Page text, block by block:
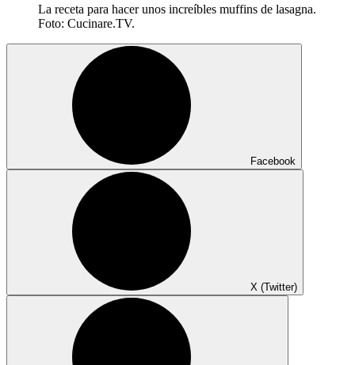
La receta para hacer unos increíbles muffins de lasagna.
Foto: Cucinare.TV.
Facebook
X (Twitter)